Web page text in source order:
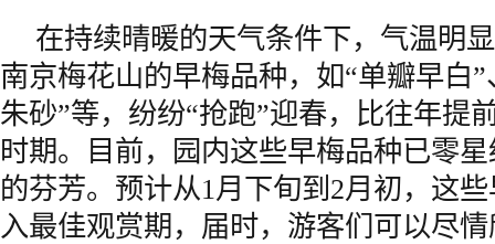
在持续晴暖的天气条件下，气温明
南京梅花山的早梅品种，如“单瓣早白”
朱砂”等，纷纷“抢跑”迎春，比往年提
时期。目前，园内这些早梅品种已零
的芬芳。预计从1月下旬到2月初，这
入最佳观赏期，届时，游客们可以尽